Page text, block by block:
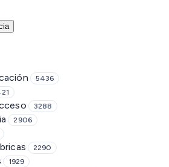
5436
3288
2906
2290
1929